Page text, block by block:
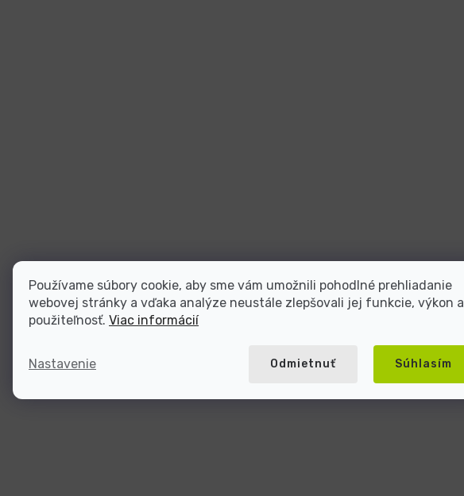
Používame súbory cookie, aby sme vám umožnili pohodlné prehliadanie
webovej stránky a vďaka analýze neustále zlepšovali jej funkcie, výkon a
použiteľnosť. Viac informácií
Nastavenie Odmietnuť Súhlasím